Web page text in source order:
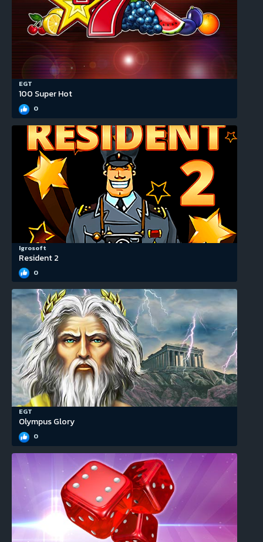
EGT
100 Super Hot
0
Igrosoft
Resident 2
0
EGT
Olympus Glory
0